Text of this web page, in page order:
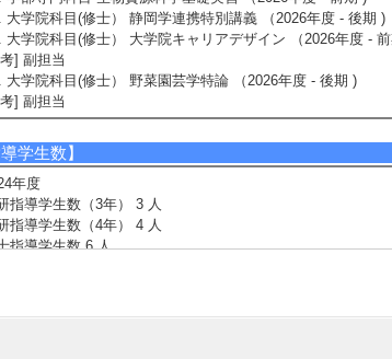
大学院科目(修士） 静岡学連携特別講義 （2026年度 - 後期 )
大学院科目(修士） 大学院キャリアデザイン （2026年度 -
] 副担当
大学院科目(修士） 野菜園芸学特論 （2026年度 - 後期 )
] 副担当
導学生数】
年度
指導学生数（3年） 3 人
指導学生数（4年） 4 人
指導学生数 6 人